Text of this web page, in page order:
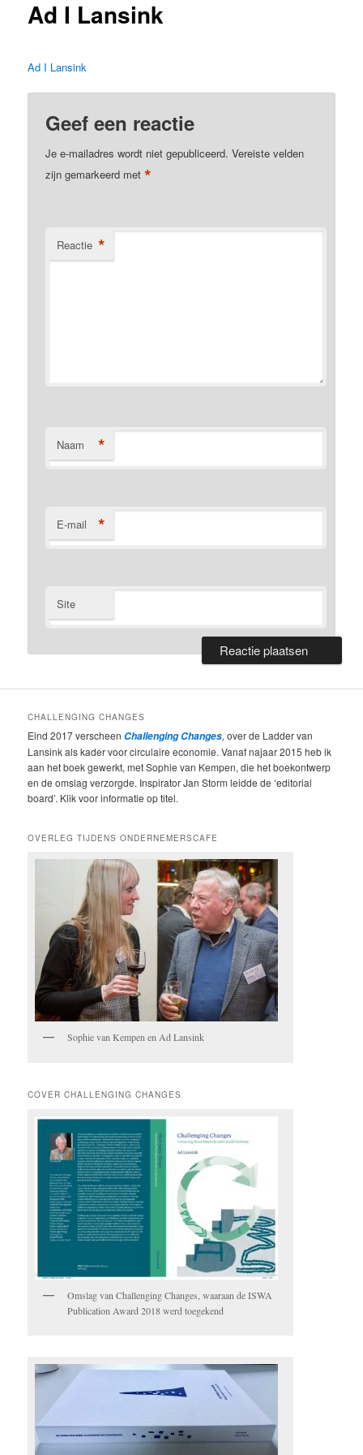
Ad I Lansink
Ad I Lansink
Geef een reactie
Je e-mailadres wordt niet gepubliceerd. Vereiste velden
zijn gemarkeerd met*
Reactie *
Naam *
E-mail *
Site
CHALLENGING CHANGES
Eind 2017 verscheen Challenging Changes, over de Ladder van
Lansink als kader voor circulaire economie. Vanaf najaar 2015 heb ik
aan het boek gewerkt, met Sophie van Kempen, die het boekontwerp
en de omslag verzorgde. Inspirator Jan Storm leidde de ‘editorial
board’. Klik voor informatie op titel.
OVERLEG TIJDENS ONDERNEMERSCAFE
Sophie van Kempen en Ad Lansink
COVER CHALLENGING CHANGES
Omslag van Challenging Changes, waaraan de ISWA
Publication Award 2018 werd toegekend